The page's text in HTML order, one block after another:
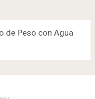
de Peso con Agua